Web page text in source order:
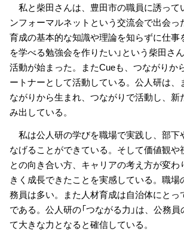
私と柴田さんは、豊田市の職員に誘って
ンフォーマルネットという交流会で出会っ
育成の基本的な知識や理論を知らずに仕事
を学べる勉強会を作りたい」という柴田さ
活動が始まった。またCueも、つながりか
ートナーとして活動している。公人研は、
ながりから生まれ、つながりで活動し、新
み出している。
私は公人研の学びを職場で実践し、部下
なげることができている。そして価値観や
との向き合い方、キャリアの考え方が変わ
きく成長できたことを実感している。職場
務員は多い。また人材育成は自治体にとっ
である。公人研の「つながる力」は、公務
て大きな力となると確信している。